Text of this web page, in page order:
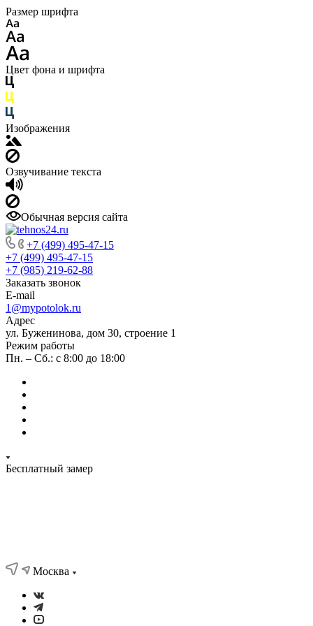
Размер шрифта
Цвет фона и шрифта
Изображения
Озвучивание текста
Обычная версия сайта
+7 (499) 495-47-15
+7 (499) 495-47-15
+7 (985) 219-62-88
Заказать звонок
E-mail
1@mypotolok.ru
Адрес
ул. Буженинова, дом 30, строение 1
Режим работы
Пн. – Сб.: с 8:00 до 18:00
Бесплатный замер
Москва